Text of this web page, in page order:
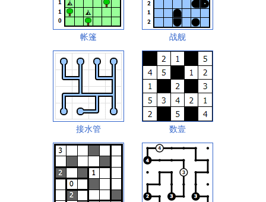
帐篷 战舰
接水管 数壹